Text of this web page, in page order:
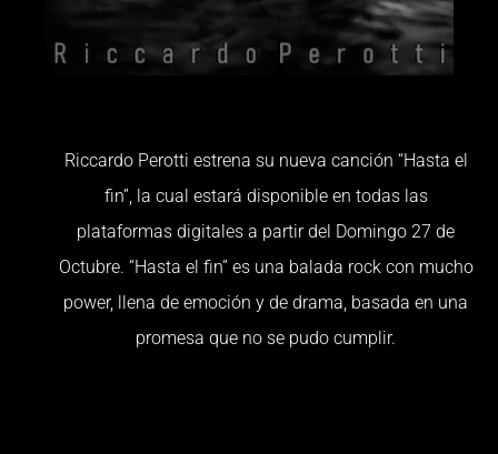
Riccardo Perotti estrena su nueva canción “Hasta el
fin”, la cual estará disponible en todas las
plataformas digitales a partir del Domingo 27 de
Octubre. “Hasta el fin” es una balada rock con mucho
power, llena de emoción y de drama, basada en una
promesa que no se pudo cumplir.